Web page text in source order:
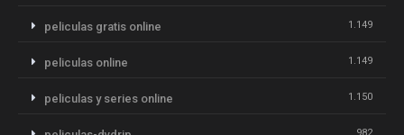
peliculas gratis online 1.149
peliculas online 1.149
peliculas y series online 1.150